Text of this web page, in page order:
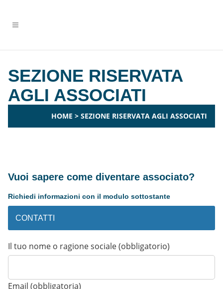
SEZIONE RISERVATA
AGLI ASSOCIATI
HOME > SEZIONE RISERVATA AGLI ASSOCIATI
Vuoi sapere come diventare associato?
Richiedi informazioni con il modulo sottostante
CONTATTI
Il tuo nome o ragione sociale (obbligatorio)
Email (obbligatoria)